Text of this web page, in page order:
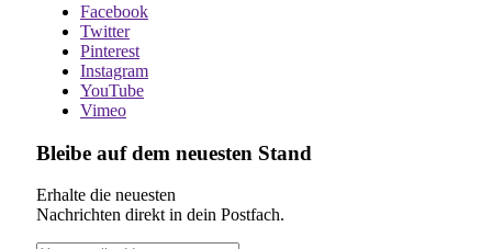
Facebook
Twitter
Pinterest
Instagram
YouTube
Vimeo
Bleibe auf dem neuesten Stand
Erhalte die neuesten
Nachrichten direkt in dein Postfach.